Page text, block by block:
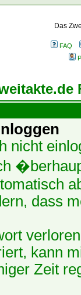
Das
FAQ
nicht
dass
kann
Zeit